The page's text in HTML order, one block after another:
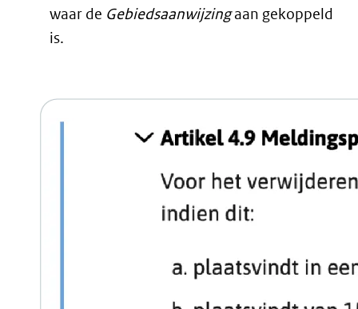
waar de Gebiedsaanwijzingaan gekoppeld
is.